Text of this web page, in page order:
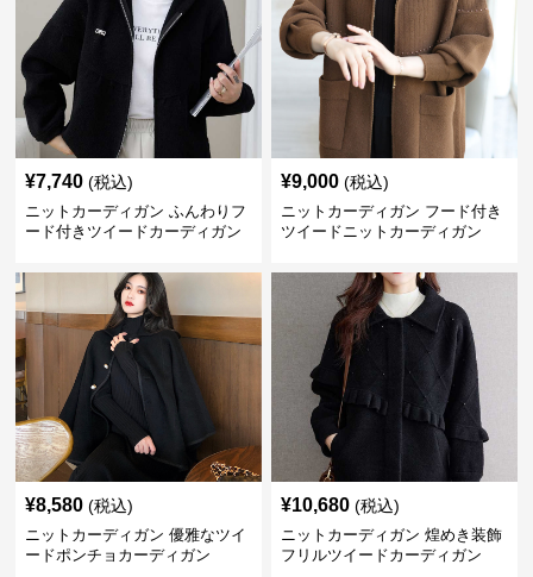
¥7,740 (税込)
ニットカーディガン ふんわりフ
ード付きツイードカーディガン
¥9,000 (税込)
ニットカーディガン フード付き
ツイードニットカーディガン
¥8,580 (税込)
ニットカーディガン 優雅なツイ
ードポンチョカーディガン
¥10,680 (税込)
ニットカーディガン 煌めき装飾
フリルツイードカーディガン